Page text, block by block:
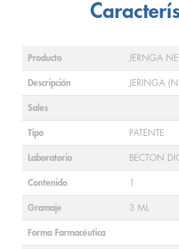
Producto JERNGA
Descripción JERINGA
Sales
Tipo PATENTE
Laboratorio BECTON
Contenido 1
Gramaje 3 ML
Forma Farmacéutica